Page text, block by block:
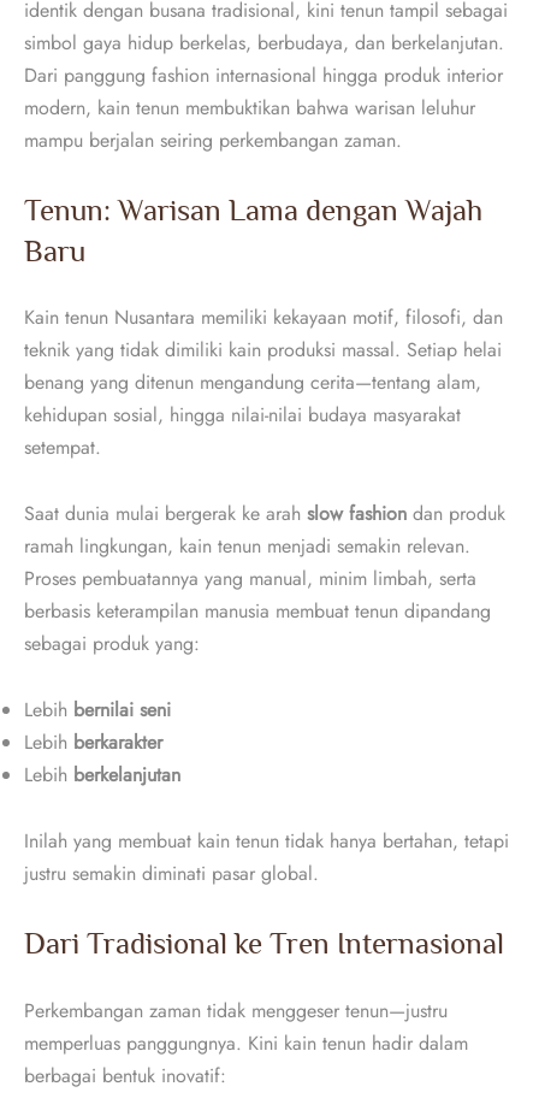
identik dengan busana tradisional, kini tenun tampil sebagai
simbol gaya hidup berkelas, berbudaya, dan berkelanjutan.
Dari panggung fashion internasional hingga produk interior
modern, kain tenun membuktikan bahwa warisan leluhur
mampu berjalan seiring perkembangan zaman.
Tenun: Warisan Lama dengan Wajah
Baru
Kain tenun Nusantara memiliki kekayaan motif, filosofi, dan
teknik yang tidak dimiliki kain produksi massal. Setiap helai
benang yang ditenun mengandung cerita—tentang alam,
kehidupan sosial, hingga nilai-nilai budaya masyarakat
setempat.
Saat dunia mulai bergerak ke arah slow fashion dan produk
ramah lingkungan, kain tenun menjadi semakin relevan.
Proses pembuatannya yang manual, minim limbah, serta
berbasis keterampilan manusia membuat tenun dipandang
sebagai produk yang:
Lebih bernilai seni
Lebih berkarakter
Lebih berkelanjutan
Inilah yang membuat kain tenun tidak hanya bertahan, tetapi
justru semakin diminati pasar global.
Dari Tradisional ke Tren Internasional
Perkembangan zaman tidak menggeser tenun—justru
memperluas panggungnya. Kini kain tenun hadir dalam
berbagai bentuk inovatif: